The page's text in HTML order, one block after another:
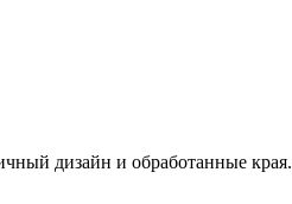
дизайн и обработанные края.